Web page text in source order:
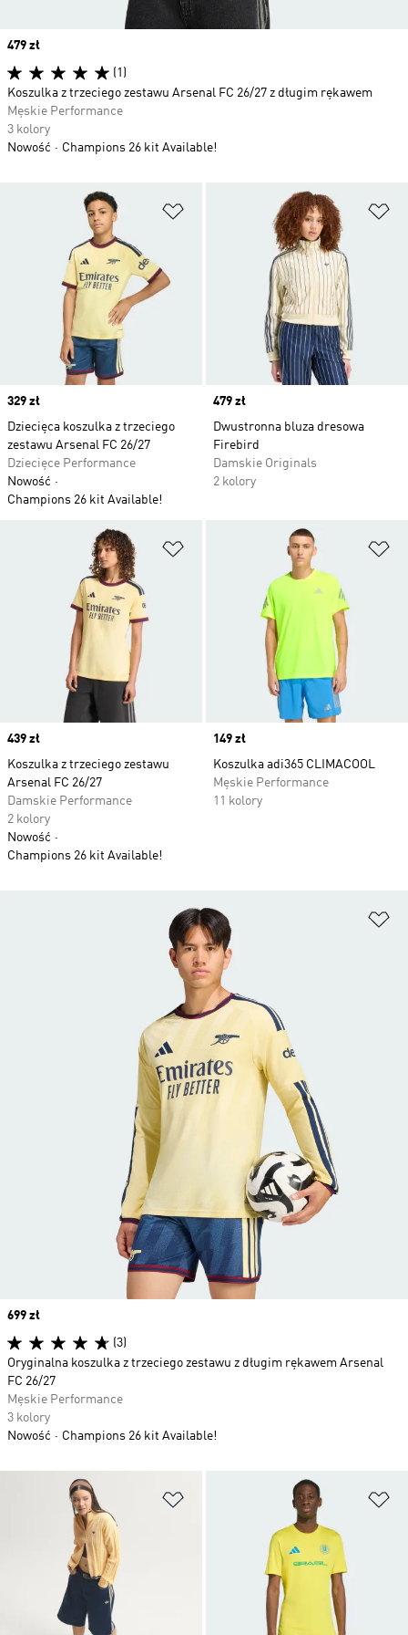
Dodaj do listy życzeń
Price
329 zł
Dziecięca koszulka z trzeciego
zestawu Arsenal FC 26/27
Dziecięce Performance
Nowość
Champions 26 kit Available!
Price
479 zł
Dwustronna bluza dresowa
Firebird
Damskie Originals
2 kolory
Dodaj do listy życzeń
Price
439 zł
Koszulka z trzeciego zestawu
Arsenal FC 26/27
Damskie Performance
2 kolory
Nowość
Champions 26 kit Available!
Price
149 zł
Koszulka adi365 CLIMACOOL
Męskie Performance
11 kolory
Dodaj do listy życzeń
Price
479 zł
(1)
Koszulka z trzeciego zestawu Arsenal FC 26/27 z długim rękawem
Męskie Performance
3 kolory
Nowość
Champions 26 kit Available!
Price
699 zł
(3)
Oryginalna koszulka z trzeciego zestawu z długim rękawem Arsenal
FC 26/27
Męskie Performance
3 kolory
Nowość
Champions 26 kit Available!